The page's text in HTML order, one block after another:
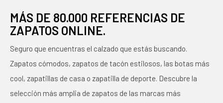
MÁS DE 80.000 REFERENCIAS DE
ZAPATOS ONLINE.
Seguro que encuentras el calzado que estás buscando.
Zapatos cómodos, zapatos de tacón estilosos, las botas más
cool, zapatillas de casa o zapatilla de deporte. Descubre la
selección más amplia de zapatos de las marcas más